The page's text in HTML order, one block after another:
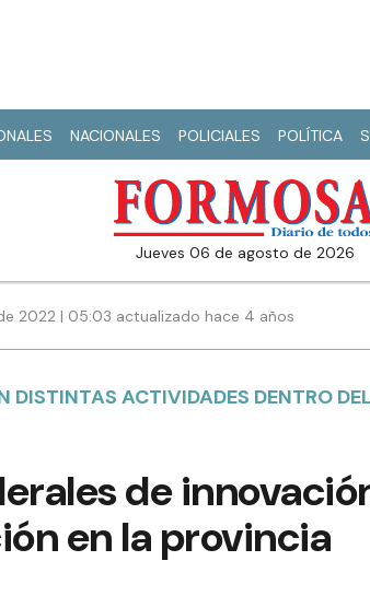
NACIONALES POLICIALES POLÍTICA
jueves 06 de agosto de 2026
2022 | 05:03 actualizado hace 4 años
DISTINTAS ACTIVIDADES DENTRO
de
en la provincia